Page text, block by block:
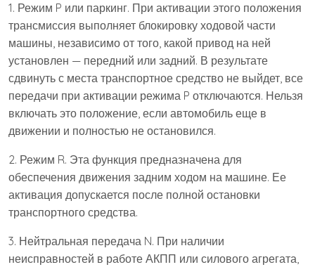
1. Режим P или паркинг. При активации этого положения
трансмиссия выполняет блокировку ходовой части
машины, независимо от того, какой привод на ней
установлен — передний или задний. В результате
сдвинуть с места транспортное средство не выйдет, все
передачи при активации режима P отключаются. Нельзя
включать это положение, если автомобиль еще в
движении и полностью не остановился.
2. Режим R. Эта функция предназначена для
обеспечения движения задним ходом на машине. Ее
активация допускается после полной остановки
транспортного средства.
3. Нейтральная передача N. При наличии
неисправностей в работе АКПП или силового агрегата,